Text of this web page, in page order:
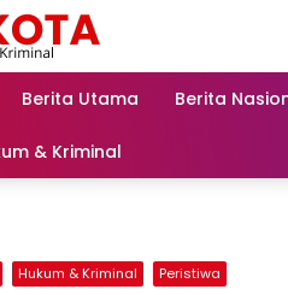
Berita Utama Berita
& Kriminal
Hukum & Kriminal Peristiwa